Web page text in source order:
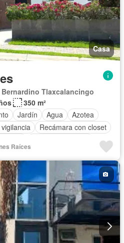
Casa
Tlaxcalancingo
350 m²
Jardín Agua
Azotea
Recámara con closet
Raíces